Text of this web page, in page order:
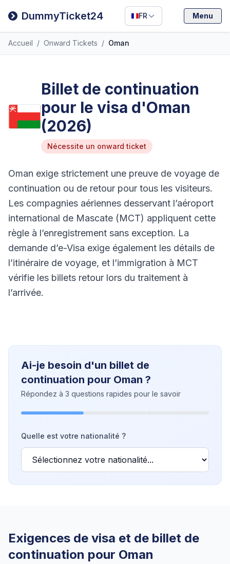
DummyTicket24 FR
Filipino
Deutsch
Menu
Accueil / Onward Tickets / Oman
Billet de continuation
pour le visa d'Oman
(2026)
Nécessite un onward ticket
Oman exige strictement une preuve de voyage de
continuation ou de retour pour tous les visiteurs.
Les compagnies aériennes desservant l’aéroport
international de Mascate (MCT) appliquent cette
règle à l’enregistrement sans exception. La
demande d’e-Visa exige également les détails de
l’itinéraire de voyage, et l’immigration à MCT
vérifie les billets retour lors du traitement à
l’arrivée.
Ai-je besoin d'un billet de
continuation pour Oman ?
Répondez à 3 questions rapides pour le savoir
Quelle est votre nationalité ?
Exigences de visa et de billet de
continuation pour Oman